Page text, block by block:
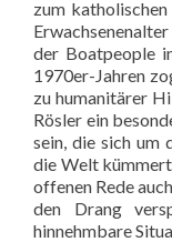
zum
der Boatpeople
1970er-Jahren
zu humanitärer
Rösler ein
sein, die sich um
die Welt
offenen Rede
den Drang
hinnehmbare